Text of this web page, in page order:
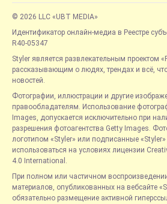
© 2026 LLC «UBT MEDIA»
Идентификатор онлайн-медиа в Реестре
R40-05347
Styler является развлекательным проектом
рассказывающим о людях, трендах и всё,
новостей.
Фотографии, иллюстрации и другие
правообладателям. Использование
Images, допускается исключительно при
разрешения фотоагентства Getty Images.
логотипом «Styler» или подписанные
использоваться на условиях лицензии
4.0 International.
При полном или частичном
материалов, опубликованных на вебсайте
обязательно размещение активной